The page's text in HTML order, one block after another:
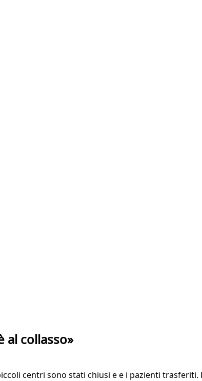
al collasso»
centri sono stati chiusi e e i pazienti trasferiti.